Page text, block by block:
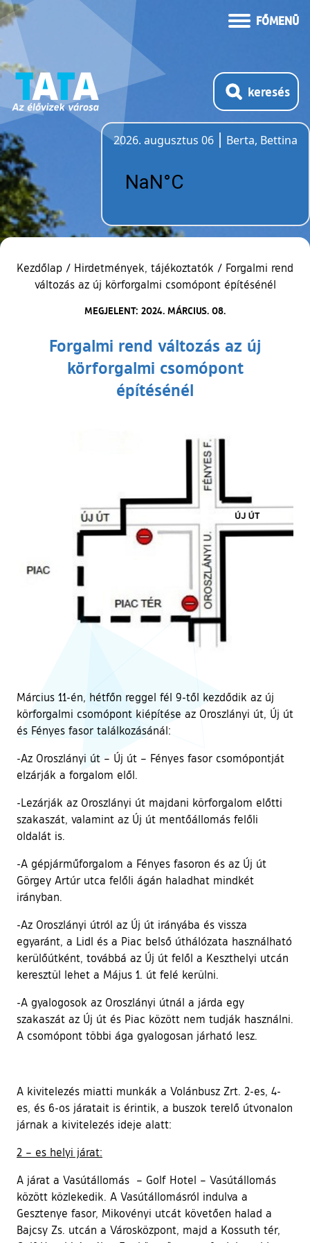
FŐMENÜ
keresés
2026. augusztus 06
Berta, Bettina
Kezdőlap / Hirdetmények, tájékoztatók / Forgalmi rend
változás az új körforgalmi csomópont építésénél
MEGJELENT: 2024. MÁRCIUS. 08.
Forgalmi rend változás az új
körforgalmi csomópont
építésénél
Március 11-én, hétfőn reggel fél 9-től kezdődik az új
körforgalmi csomópont kiépítése az Oroszlányi út, Új út
és Fényes fasor találkozásánál:
-Az Oroszlányi út – Új út – Fényes fasor csomópontját
elzárják a forgalom elől.
-Lezárják az Oroszlányi út majdani körforgalom előtti
szakaszát, valamint az Új út mentőállomás felőli
oldalát is.
-A gépjárműforgalom a Fényes fasoron és az Új út
Görgey Artúr utca felőli ágán haladhat mindkét
irányban.
-Az Oroszlányi útról az Új út irányába és vissza
egyaránt, a Lidl és a Piac belső úthálózata használható
kerülőútként, továbbá az Új út felől a Keszthelyi utcán
keresztül lehet a Május 1. út felé kerülni.
-A gyalogosok az Oroszlányi útnál a járda egy
szakaszát az Új út és Piac között nem tudják használni.
A csomópont többi ága gyalogosan járható lesz.
A kivitelezés miatti munkák a Volánbusz Zrt. 2-es, 4-
es, és 6-os járatait is érintik, a buszok terelő útvonalon
járnak a kivitelezés ideje alatt:
2 – es helyi járat:
A járat a Vasútállomás – Golf Hotel – Vasútállomás
között közlekedik. A Vasútállomásról indulva a
Gesztenye fasor, Mikovényi utcát követően halad a
Bajcsy Zs. utcán a Városközpont, majd a Kossuth tér,